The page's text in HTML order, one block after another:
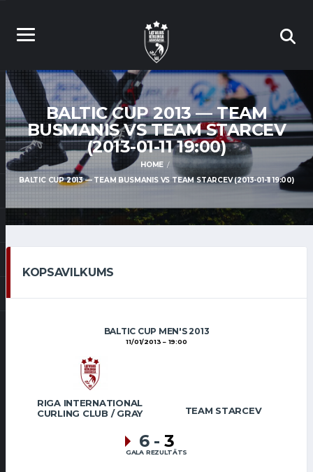
BALTIC CUP 2013 — TEAM
BUSMANIS VS TEAM STARCEV
(2013-01-11 19:00)
HOME
BALTIC CUP 2013 — TEAM BUSMANIS VS TEAM STARCEV (2013-01-11 19:00)
KOPSAVILKUMS
BALTIC CUP MEN'S 2013
11/01/2013 19:00
RIGA INTERNATIONAL
CURLING CLUB / GRAY
TEAM STARCEV
6 - 3
GALA REZULTĀTS